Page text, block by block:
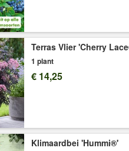
). Dit stimuleert de groei van de
smakelijke vruchten.
2-liter containerpot, ca. 50-
'Aronia Viking''
Terras Vlier 'Cherry
1 plant
€ 14,25
Klimaardbei 'Hummi®'